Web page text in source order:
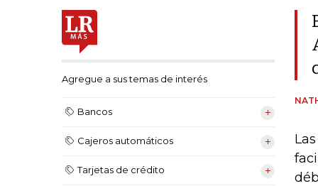
Agregue a sus temas de interés
Bancos
Cajeros automáticos
Tarjetas de crédito